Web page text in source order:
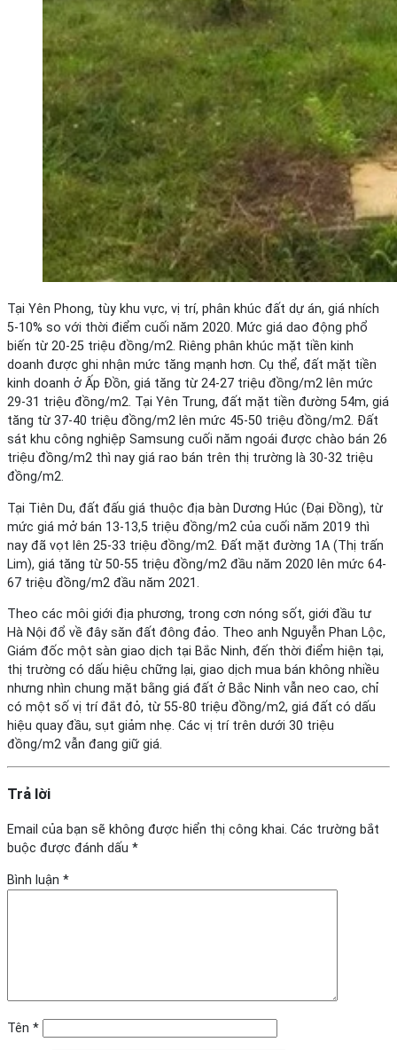
Tại Yên Phong, tùy khu vực, vị trí, phân khúc đất dự án, giá nhích
5-10% so với thời điểm cuối năm 2020. Mức giá dao động phổ
biến từ 20-25 triệu đồng/m2. Riêng phân khúc mặt tiền kinh
doanh được ghi nhận mức tăng mạnh hơn. Cụ thể, đất mặt tiền
kinh doanh ở Ấp Đồn, giá tăng từ 24-27 triệu đồng/m2 lên mức
29-31 triệu đồng/m2. Tại Yên Trung, đất mặt tiền đường 54m, giá
tăng từ 37-40 triệu đồng/m2 lên mức 45-50 triệu đồng/m2. Đất
sát khu công nghiệp Samsung cuối năm ngoái được chào bán 26
triệu đồng/m2 thì nay giá rao bán trên thị trường là 30-32 triệu
đồng/m2.
Tại Tiên Du, đất đấu giá thuộc địa bàn Dương Húc (Đại Đồng), từ
mức giá mở bán 13-13,5 triệu đồng/m2 của cuối năm 2019 thì
nay đã vọt lên 25-33 triệu đồng/m2. Đất mặt đường 1A (Thị trấn
Lim), giá tăng từ 50-55 triệu đồng/m2 đầu năm 2020 lên mức 64-
67 triệu đồng/m2 đầu năm 2021.
Theo các môi giới địa phương, trong cơn nóng sốt, giới đầu tư
Hà Nội đổ về đây săn đất đông đảo. Theo anh Nguyễn Phan Lộc,
Giám đốc một sàn giao dịch tại Bắc Ninh, đến thời điểm hiện tại,
thị trường có dấu hiệu chững lại, giao dịch mua bán không nhiều
nhưng nhìn chung mặt bằng giá đất ở Bắc Ninh vẫn neo cao, chỉ
có một số vị trí đắt đỏ, từ 55-80 triệu đồng/m2, giá đất có dấu
hiệu quay đầu, sụt giảm nhẹ. Các vị trí trên dưới 30 triệu
đồng/m2 vẫn đang giữ giá.
Trả lời
Email của bạn sẽ không được hiển thị công khai. Các trường bắt
buộc được đánh dấu *
Bình luận *
Tên *